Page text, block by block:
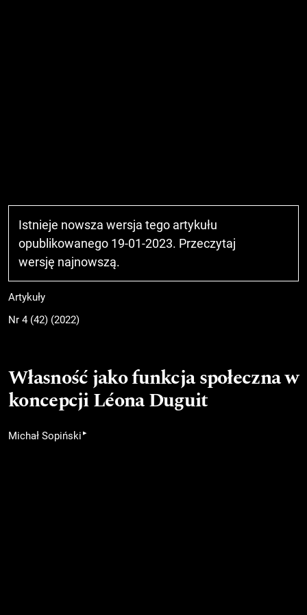
Istnieje nowsza wersja tego artykułu
opublikowanego 19-01-2023. Przeczytaj
wersję najnowszą.
Artykuły
Nr 4 (42) (2022)
Własność jako funkcja społeczna w
koncepcji Léona Duguit
Michał Sopiński ▸